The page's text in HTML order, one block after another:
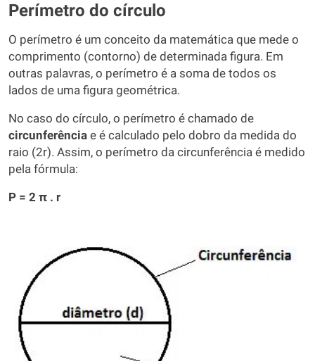
Perímetro do círculo
O perímetro é um conceito da matemática que mede o
comprimento (contorno) de determinada figura. Em
outras palavras, o perímetro é a soma de todos os
lados de uma figura geométrica.
No caso do círculo, o perímetro é chamado de
circunferência e é calculado pelo dobro da medida do
raio (2r). Assim, o perímetro da circunferência é medido
pela fórmula:
P = 2 π . r